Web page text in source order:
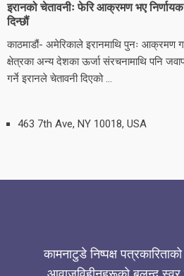
इरानको चेतावनीः फेरि आक्रमण भए
दिन्छौं
काठमाडौं- अमेरिकाले इरानमाथि पुनः आक्रमण
क्षेत्रका अन्य देशका ऊर्जा संरचनामाथि पनि
गर्ने इरानले चेतावनी दिएको ...
463 7th Ave, NY 10018, USA
कामनाटुडे निष्पक्ष